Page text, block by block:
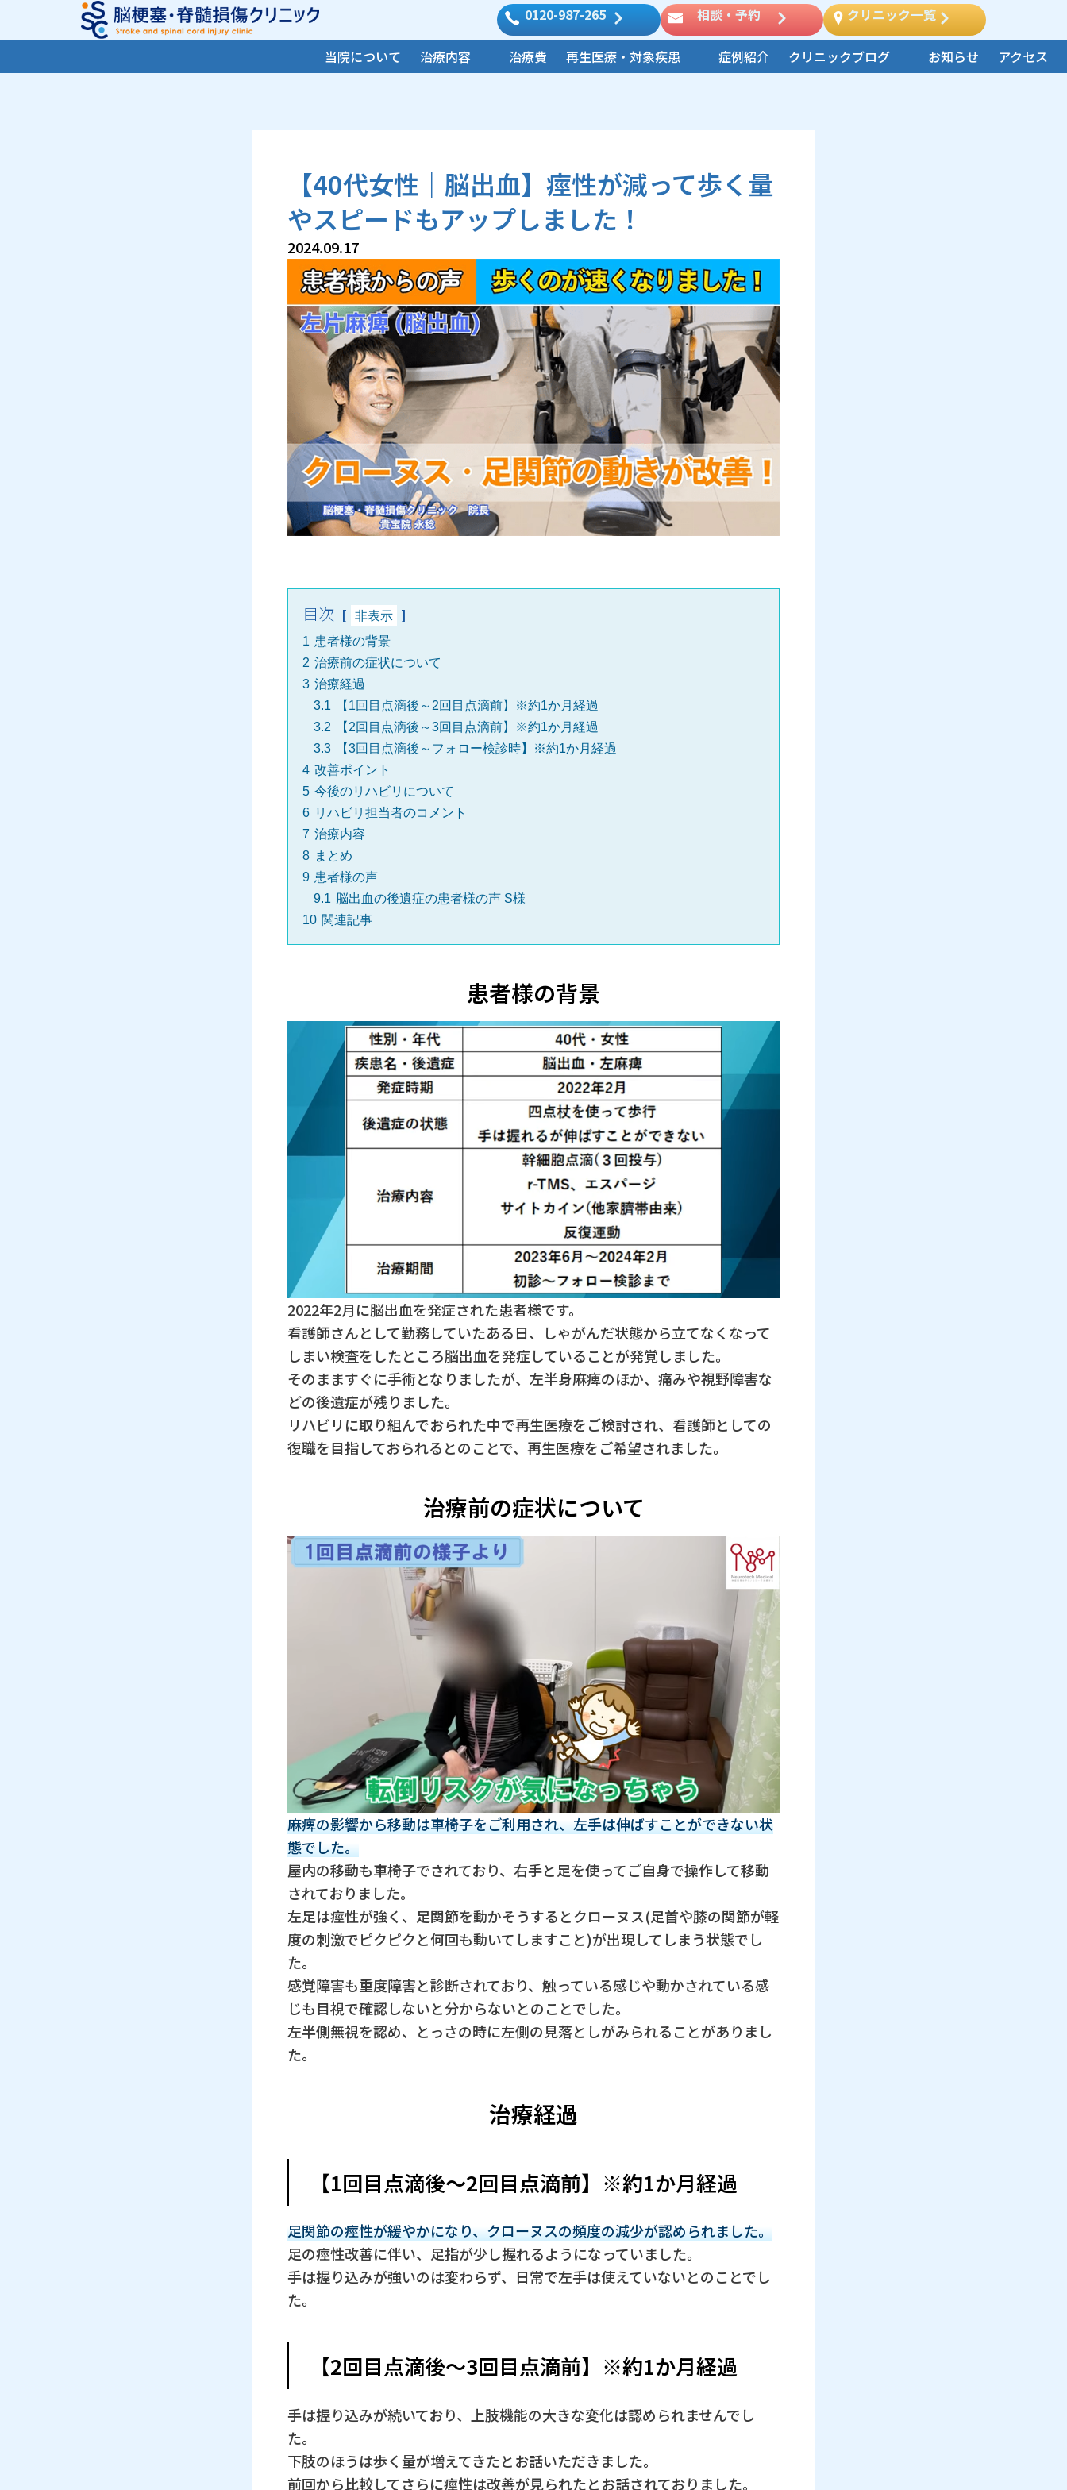
ス
0120-987-265 相談・予約 クリニック一覧
当院について 治療内容 治療費 再生医療・対象疾患 症例紹介 クリニックブログ お知らせ アクセス
【40代女性｜脳出血】痙性が減って歩く量
やスピードもアップしました！
2024.09.17
目次
非表示
1 患者様の背景
2 治療前の症状について
3 治療経過
3.1
【1回目点滴後～2回目点滴前】※約1か月経過
3.2
【2回目点滴後～3回目点滴前】※約1か月経過
3.3
【3回目点滴後～フォロー検診時】※約1か月経過
4 改善ポイント
5 今後のリハビリについて
6 リハビリ担当者のコメント
7 治療内容
8 まとめ
9 患者様の声
9.1 脳出血の後遺症の患者様の声 S様
10 関連記事
患者様の背景
2022年2月に脳出血を発症された患者様です。
看護師さんとして勤務していたある日、しゃがんだ状態から立てなくなって
しまい検査をしたところ脳出血を発症していることが発覚しました。
そのまますぐに手術となりましたが、左半身麻痺のほか、痛みや視野障害な
どの後遺症が残りました。
リハビリに取り組んでおられた中で再生医療をご検討され、看護師としての
復職を目指しておられるとのことで、再生医療をご希望されました。
治療前の症状について
麻痺の影響から移動は車椅子をご利用され、左手は伸ばすことができない状
態でした。
屋内の移動も車椅子でされており、右手と足を使ってご自身で操作して移動
されておりました。
左足は痙性が強く、足関節を動かそうするとクローヌス(足首や膝の関節が軽
度の刺激でピクピクと何回も動いてしますこと)が出現してしまう状態でし
た。
感覚障害も重度障害と診断されており、触っている感じや動かされている感
じも目視で確認しないと分からないとのことでした。
左半側無視を認め、とっさの時に左側の見落としがみられることがありまし
た。
治療経過
【1回目点滴後～2回目点滴前】※約1か月経過
足関節の痙性が緩やかになり、クローヌスの頻度の減少が認められました。
足の痙性改善に伴い、足指が少し握れるようになっていました。
手は握り込みが強いのは変わらず、日常で左手は使えていないとのことでし
た。
【2回目点滴後～3回目点滴前】※約1か月経過
手は握り込みが続いており、上肢機能の大きな変化は認められませんでし
た。
下肢のほうは歩く量が増えてきたとお話いただきました。
前回から比較してさらに痙性は改善が見られたとお話されておりました。